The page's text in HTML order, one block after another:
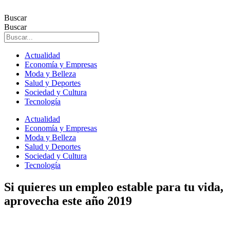
al
contenido
Buscar
Buscar
Actualidad
Economía y Empresas
Moda y Belleza
Salud y Deportes
Sociedad y Cultura
Tecnología
Actualidad
Economía y Empresas
Moda y Belleza
Salud y Deportes
Sociedad y Cultura
Tecnología
Si quieres un empleo estable para tu vida,
aprovecha este año 2019